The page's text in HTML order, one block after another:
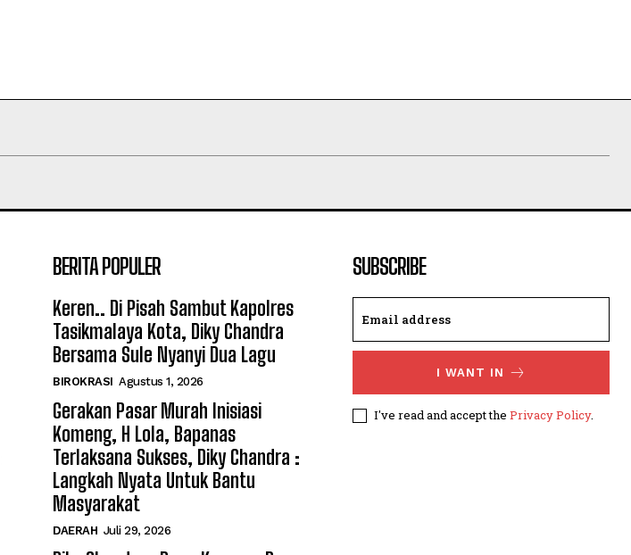
BERITA POPULER
Keren.. Di Pisah Sambut Kapolres
Tasikmalaya Kota, Diky Chandra
Bersama Sule Nyanyi Dua Lagu
BIROKRASI Agustus 1, 2026
Gerakan Pasar Murah Inisiasi
Komeng, H Lola, Bapanas
Terlaksana Sukses, Diky Chandra :
Langkah Nyata Untuk Bantu
Masyarakat
DAERAH Juli 29, 2026
SUBSCRIBE
I WANT IN
I've read and accept the Privacy Policy.